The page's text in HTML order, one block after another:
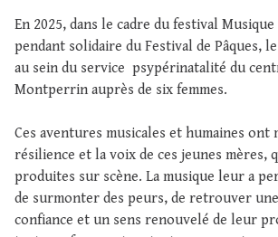
En 2025, dans le cadre du festival
pendant solidaire du Festival de Pâques,
au sein du service psypérinatalité du
Montperrin auprès de six femmes.
Ces aventures musicales et humaines ont
résilience et la voix de ces jeunes mères,
produites sur scène. La musique leur a
de surmonter des peurs, de retrouver
confiance et un sens renouvelé de leur